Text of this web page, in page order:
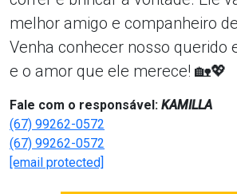
melhor amigo e companheiro
Venha conhecer nosso querido
e o amor que ele merece! 🏡💖
Fale com o responsável: KAMILLA
(67) 99262-0572
(67) 99262-0572
[email protected]